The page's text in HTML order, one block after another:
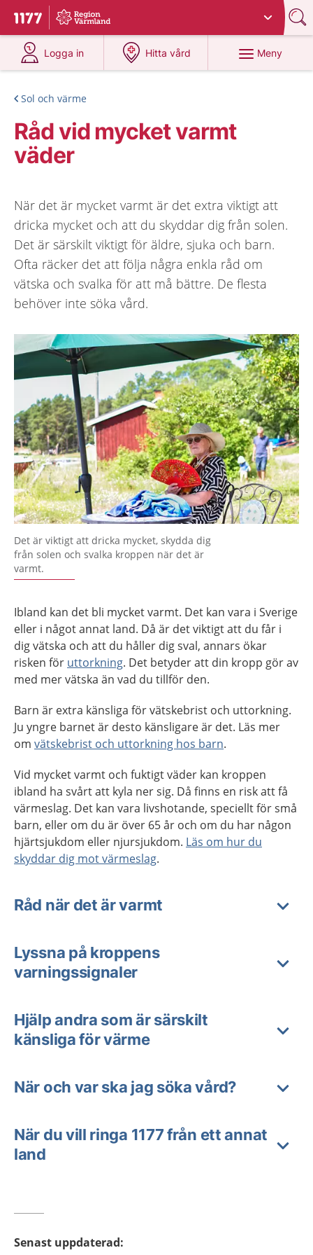
Till startsidan för 1177
Du har valt region
Logga in
på 1177.se
Hitta vård
på 1177.se
Meny
Sol och värme
Råd vid mycket varmt
väder
När det är mycket varmt är det extra viktigt att
dricka mycket och att du skyddar dig från solen.
Det är särskilt viktigt för äldre, sjuka och barn.
Ofta räcker det att följa några enkla råd om
vätska och svalka för att må bättre. De flesta
behöver inte söka vård.
Det är viktigt att dricka mycket, skydda dig
från solen och svalka kroppen när det är
varmt.
Ibland kan det bli mycket varmt. Det kan vara i Sverige
eller i något annat land. Då är det viktigt att du får i
dig vätska och att du håller dig sval, annars ökar
risken för uttorkning. Det betyder att din kropp gör av
med mer vätska än vad du tillför den.
Barn är extra känsliga för vätskebrist och uttorkning.
Ju yngre barnet är desto känsligare är det. Läs mer
om vätskebrist och uttorkning hos barn.
Vid mycket varmt och fuktigt väder kan kroppen
ibland ha svårt att kyla ner sig. Då finns en risk att få
värmeslag. Det kan vara livshotande, speciellt för små
barn, eller om du är över 65 år och om du har någon
hjärtsjukdom eller njursjukdom. Läs om hur du
skyddar dig mot värmeslag.
Råd när det är varmt
Lyssna på kroppens
varningssignaler
Hjälp andra som är särskilt
känsliga för värme
När och var ska jag söka vård?
När du vill ringa 1177 från ett annat
land
Senast uppdaterad: